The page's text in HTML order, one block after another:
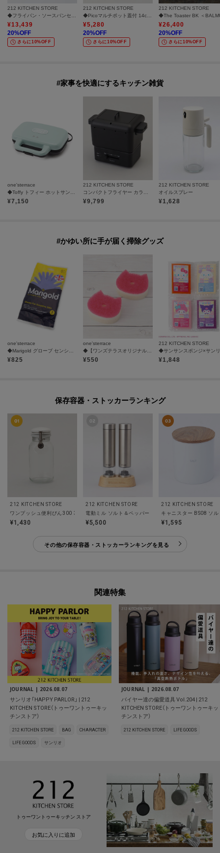
212 KITCHEN STORE
¥13,439
20%OFF
さらに10%OFF
212 KITCHEN STORE
¥5,280
20%OFF
さらに10%OFF
212 KITCHEN STORE
¥26,400
20%OFF
さらに10%OFF
#家事を快適にするキッチン雑貨
one'sterrace
◆Toffy トフィー ホットサンドメーカー
¥7,150
212 KITCHEN STORE
コンパクトフライヤー カラリ２
¥9,799
212 KITCHEN STORE
オイルスプレー
¥1,628
#かゆい所に手が届く掃除グッズ
one'sterrace
¥825
one'sterrace
¥550
212 KITCHEN STORE
¥1,848
保存容器・ストッカーランキング
212 KITCHEN STORE
ワンプッシュ便利びん300 300ml ＜Cellarmate セラーメイト＞
¥1,430
212 KITCHEN STORE
電動ミル ソルト
¥5,500
212 KITCHEN STORE
キャニスター BS08 ソ
¥1,595
その他の保存容器・ストッカーランキングを見る
関連特集
JOURNAL | 2026.08.07
サンリオ「HAPPY PARLOR」 | 212
KITCHEN STORE（トゥーワントゥーキッ
チンストア）
212 KITCHEN STORE BAG
CHARACTER
LIFE GOODS
サンリオ
JOURNAL | 2026.08.07
バイヤー達の偏愛道具 Vol.204 | 212
KITCHEN STORE（トゥーワントゥーキッ
チンストア）
212 KITCHEN STORE LIFE GOODS
トゥーワントゥーキッチン ストア
お気に入りに追加